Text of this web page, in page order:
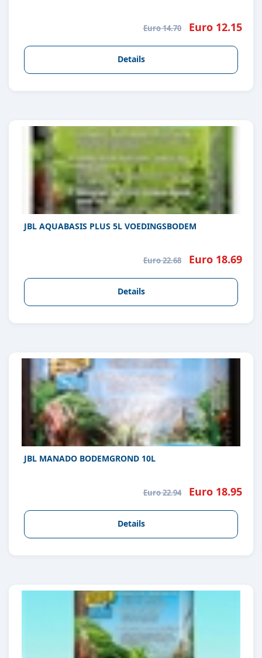
Euro 14.70 Euro 12.15
Details
JBL AQUABASIS PLUS 5L VOEDINGSBODEM
Euro 22.68 Euro 18.69
Details
JBL MANADO BODEMGROND 10L
Euro 22.94 Euro 18.95
Details